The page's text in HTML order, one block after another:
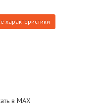
характеристики
в МАХ